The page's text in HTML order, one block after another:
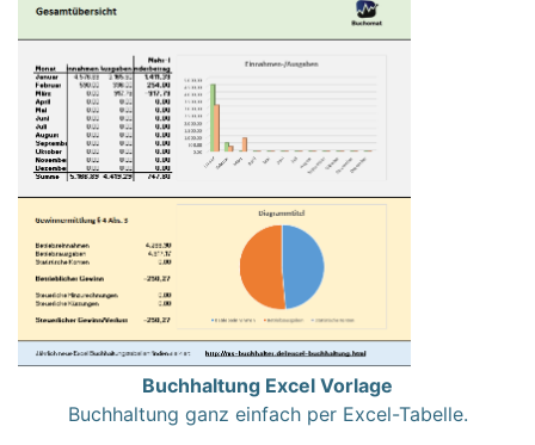
Buchhaltung Excel Vorlage
Buchhaltung ganz einfach per Excel-Tabelle.